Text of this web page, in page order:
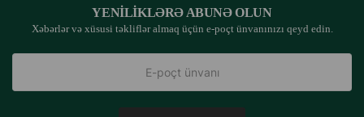
YENILIKLƏRƏ ABUNƏ OLUN
Xəbərlər və xüsusi təkliflər almaq üçün e-poçt ünvanınızı qeyd edin.